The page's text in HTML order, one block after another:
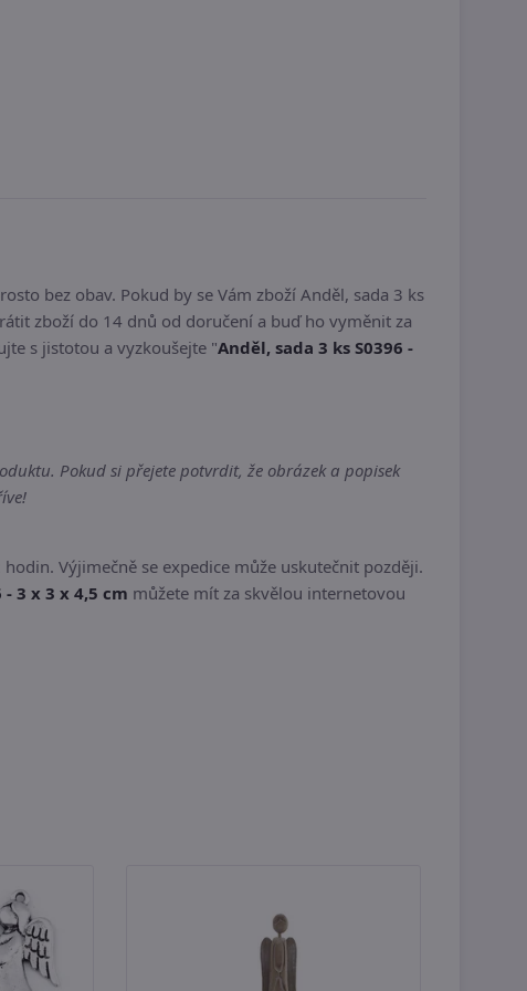
bez obav. Pokud by se Vám zboží Anděl, sada 3 ks
zboží do 14 dnů od doručení a buď ho vyměnit za
s jistotou a vyzkoušejte "Anděl, sada 3 ks S0396 -
Pokud si přejete potvrdit, že obrázek a popisek
Výjimečně se expedice může uskutečnit později.
- 3 x 3 x 4,5 cm můžete mít za skvělou internetovou